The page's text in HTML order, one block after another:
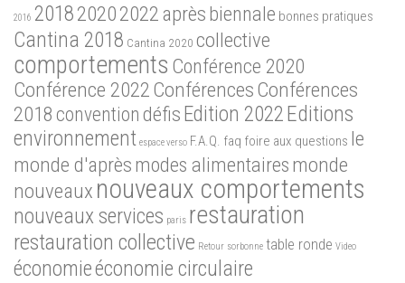
2016 201820202022aprèsbiennale bonnes pratiques
Cantina 2018 Cantina 2020 collective
comportements Conférence 2020
Conférence 2022ConférencesConférences
2018 convention défisEdition 2022Editions
environnement espace verso F.A.Q. faq foire aux questions le
monde d'aprèsmodes alimentairesmonde
nouveaux nouveaux comportements
nouveaux services paris restauration
restauration collective Retour sorbonne table ronde Video
économieéconomie circulaire